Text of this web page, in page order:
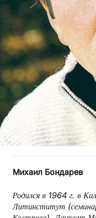
Михаил Бондарев
Родился в 1964 г. в
Литинститут